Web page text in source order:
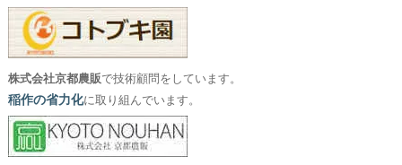
株式会社京都農販で技術顧問をしています。
稲作の省力化に取り組んでいます。